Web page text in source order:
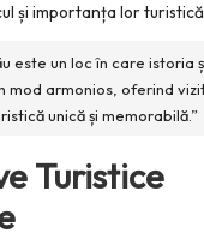
și importanța lor
este un loc în care istoria
mod armonios, oferind
unică și memorabilă.”
Turistice